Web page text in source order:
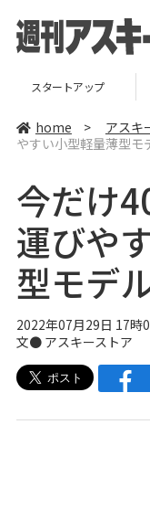
スタートアップ
home > アスキ
やすい小型軽量薄型モ
今だけ
運びや
型モデ
2022年07月29日 17時
文● アスキーストア